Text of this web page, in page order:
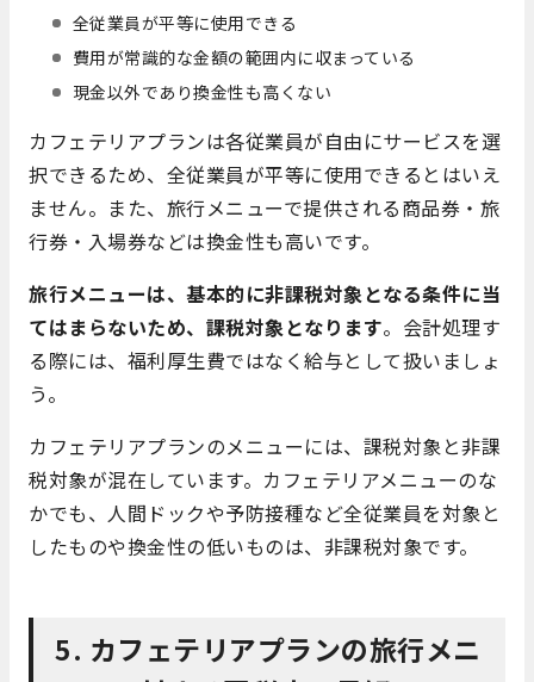
全従業員が平等に使用できる
費用が常識的な金額の範囲内に収まっている
現金以外であり換金性も高くない
カフェテリアプランは各従業員が自由にサービスを選
択できるため、全従業員が平等に使用できるとはいえ
ません。また、旅行メニューで提供される商品券・旅
行券・入場券などは換金性も高いです。
旅行メニューは、基本的に非課税対象となる条件に当
てはまらないため、課税対象となります。会計処理す
る際には、福利厚生費ではなく給与として扱いましょ
う。
カフェテリアプランのメニューには、課税対象と非課
税対象が混在しています。カフェテリアメニューのな
かでも、人間ドックや予防接種など全従業員を対象と
したものや換金性の低いものは、非課税対象です。
5. カフェテリアプランの旅行メニ